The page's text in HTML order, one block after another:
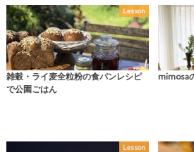
Lesson
雑穀・ライ麦全粒粉の食パンレシピ
で公園ごはん
mimosa
Lesson